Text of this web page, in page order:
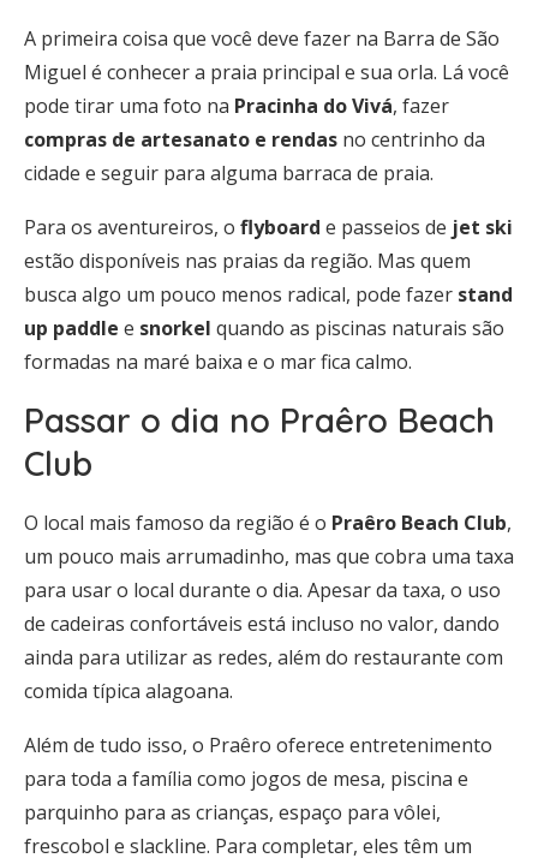
A primeira coisa que você deve fazer na Barra de São
Miguel é conhecer a praia principal e sua orla. Lá você
pode tirar uma foto na Pracinha do Vivá, fazer
compras de artesanato e rendas no centrinho da
cidade e seguir para alguma barraca de praia.
Para os aventureiros, o flyboard e passeios de jet ski
estão disponíveis nas praias da região. Mas quem
busca algo um pouco menos radical, pode fazer stand
up paddle e snorkel quando as piscinas naturais são
formadas na maré baixa e o mar fica calmo.
Passar o dia no Praêro Beach
Club
O local mais famoso da região é o Praêro Beach Club,
um pouco mais arrumadinho, mas que cobra uma taxa
para usar o local durante o dia. Apesar da taxa, o uso
de cadeiras confortáveis está incluso no valor, dando
ainda para utilizar as redes, além do restaurante com
comida típica alagoana.
Além de tudo isso, o Praêro oferece entretenimento
para toda a família como jogos de mesa, piscina e
parquinho para as crianças, espaço para vôlei,
frescobol e slackline. Para completar, eles têm um